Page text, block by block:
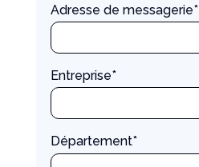
Adresse de messagerie*
Entreprise*
Département*